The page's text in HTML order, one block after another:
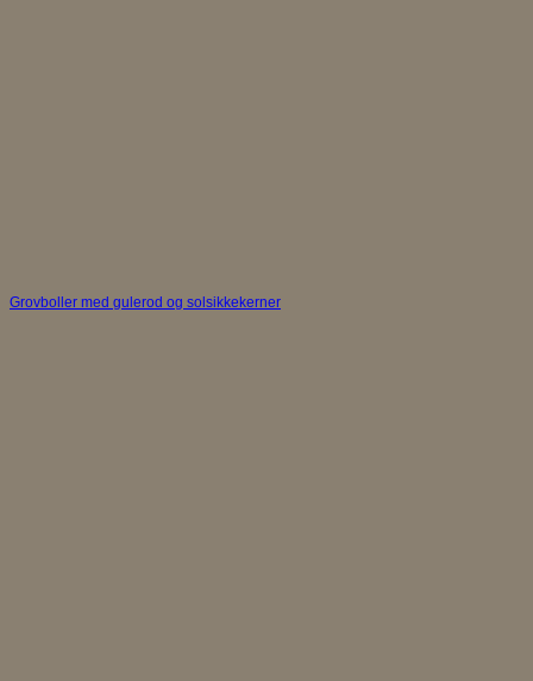
Grovboller med gulerod og solsikkekerner